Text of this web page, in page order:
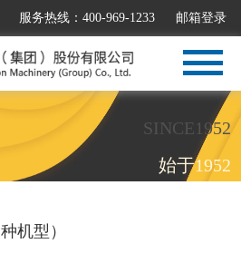
服务热线：400-969-1233 邮箱登录
SINCE1952
始于1952
种机型）